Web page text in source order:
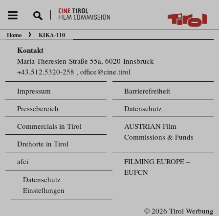
Sie befinden sich hier:
Home KIKA-110
Kontakt
Maria-Theresien-Straße 55a, 6020 Innsbruck
+43.512.5320-258 ,office@cine.tirol
Impressum
Barrierefreiheit
Pressebereich
Datenschutz
Commercials in Tirol
AUSTRIAN Film
Commissions & Funds
Drehorte in Tirol
FILMING EUROPE –
EUFCN
afci
Datenschutz
Einstellungen
© 2026 Tirol Werbung